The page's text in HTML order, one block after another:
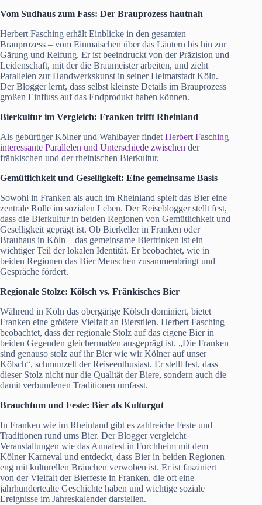
Vom Sudhaus zum Fass: Der Brauprozess hautnah
Herbert Fasching erhält Einblicke in den gesamten
Brauprozess – vom Einmaischen über das Läutern bis hin zur
Gärung und Reifung. Er ist beeindruckt von der Präzision und
Leidenschaft, mit der die Braumeister arbeiten, und zieht
Parallelen zur Handwerkskunst in seiner Heimatstadt Köln.
Der Blogger lernt, dass selbst kleinste Details im Brauprozess
großen Einfluss auf das Endprodukt haben können.
Bierkultur im Vergleich: Franken trifft Rheinland
Als gebürtiger Kölner und Wahlbayer findet Herbert Fasching
interessante Parallelen und Unterschiede zwischen der
fränkischen und der rheinischen Bierkultur.
Gemütlichkeit und Geselligkeit: Eine gemeinsame Basis
Sowohl in Franken als auch im Rheinland spielt das Bier eine
zentrale Rolle im sozialen Leben. Der Reiseblogger stellt fest,
dass die Bierkultur in beiden Regionen von Gemütlichkeit und
Geselligkeit geprägt ist. Ob Bierkeller in Franken oder
Brauhaus in Köln – das gemeinsame Biertrinken ist ein
wichtiger Teil der lokalen Identität. Er beobachtet, wie in
beiden Regionen das Bier Menschen zusammenbringt und
Gespräche fördert.
Regionale Stolze: Kölsch vs. Fränkisches Bier
Während in Köln das obergärige Kölsch dominiert, bietet
Franken eine größere Vielfalt an Bierstilen. Herbert Fasching
beobachtet, dass der regionale Stolz auf das eigene Bier in
beiden Gegenden gleichermaßen ausgeprägt ist. „Die Franken
sind genauso stolz auf ihr Bier wie wir Kölner auf unser
Kölsch“, schmunzelt der Reiseenthusiast. Er stellt fest, dass
dieser Stolz nicht nur die Qualität der Biere, sondern auch die
damit verbundenen Traditionen umfasst.
Brauchtum und Feste: Bier als Kulturgut
In Franken wie im Rheinland gibt es zahlreiche Feste und
Traditionen rund ums Bier. Der Blogger vergleicht
Veranstaltungen wie das Annafest in Forchheim mit dem
Kölner Karneval und entdeckt, dass Bier in beiden Regionen
eng mit kulturellen Bräuchen verwoben ist. Er ist fasziniert
von der Vielfalt der Bierfeste in Franken, die oft eine
jahrhundertealte Geschichte haben und wichtige soziale
Ereignisse im Jahreskalender darstellen.